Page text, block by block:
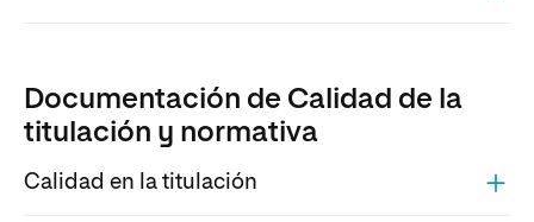
Documentación de Calidad de la
titulación y normativa
Calidad en la titulación